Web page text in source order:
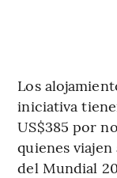
Los
iniciativa
US$385 por
quienes
del Mundial